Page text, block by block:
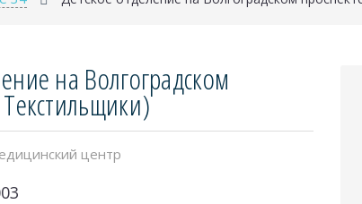
на Волгоградском
центр